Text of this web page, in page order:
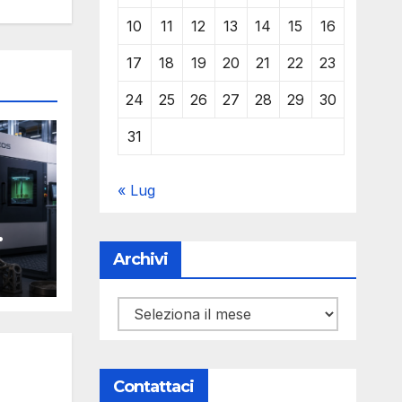
10 11 12 13 14 15 16
17 18 19 20 21 22 23
24 25 26 27 28 29 30
31
« Lug
Archivi
Archivi
Contattaci